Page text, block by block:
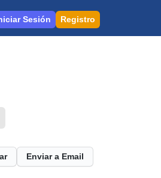
Sesión Registro
Enviar a Email